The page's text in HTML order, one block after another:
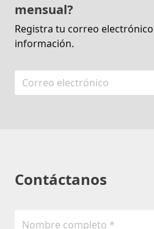
mensual?
Registra tu correo
información.
Contáctanos